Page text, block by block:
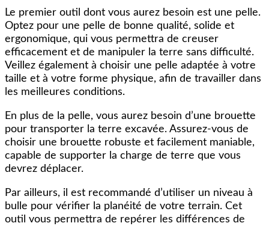
Le premier outil dont vous aurez besoin est une pelle.
Optez pour une pelle de bonne qualité, solide et
ergonomique, qui vous permettra de creuser
efficacement et de manipuler la terre sans difficulté.
Veillez également à choisir une pelle adaptée à votre
taille et à votre forme physique, afin de travailler dans
les meilleures conditions.
En plus de la pelle, vous aurez besoin d’une brouette
pour transporter la terre excavée. Assurez-vous de
choisir une brouette robuste et facilement maniable,
capable de supporter la charge de terre que vous
devrez déplacer.
Par ailleurs, il est recommandé d’utiliser un niveau à
bulle pour vérifier la planéité de votre terrain. Cet
outil vous permettra de repérer les différences de